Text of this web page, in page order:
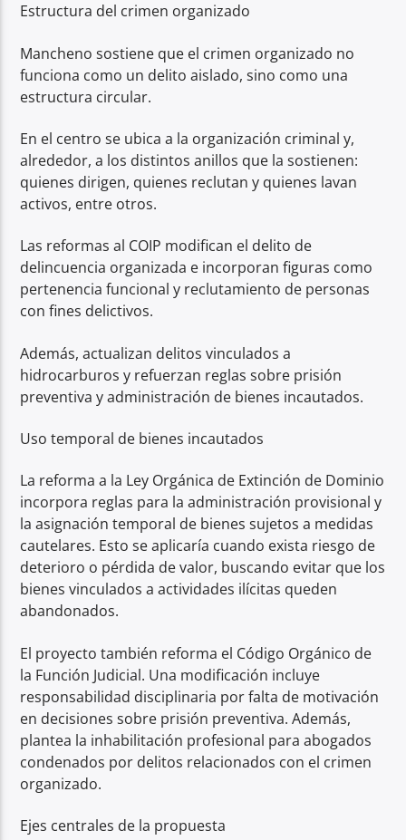
Estructura del crimen organizado
Mancheno sostiene que el crimen organizado no
funciona como un delito aislado, sino como una
estructura circular.
En el centro se ubica a la organización criminal y,
alrededor, a los distintos anillos que la sostienen:
quienes dirigen, quienes reclutan y quienes lavan
activos, entre otros.
Las reformas al COIP modifican el delito de
delincuencia organizada e incorporan figuras como
pertenencia funcional y reclutamiento de personas
con fines delictivos.
Además, actualizan delitos vinculados a
hidrocarburos y refuerzan reglas sobre prisión
preventiva y administración de bienes incautados.
Uso temporal de bienes incautados
La reforma a la Ley Orgánica de Extinción de Dominio
incorpora reglas para la administración provisional y
la asignación temporal de bienes sujetos a medidas
cautelares. Esto se aplicaría cuando exista riesgo de
deterioro o pérdida de valor, buscando evitar que los
bienes vinculados a actividades ilícitas queden
abandonados.
El proyecto también reforma el Código Orgánico de
la Función Judicial. Una modificación incluye
responsabilidad disciplinaria por falta de motivación
en decisiones sobre prisión preventiva. Además,
plantea la inhabilitación profesional para abogados
condenados por delitos relacionados con el crimen
organizado.
Ejes centrales de la propuesta